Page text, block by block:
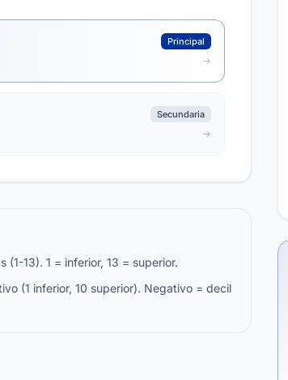
Principal
Secundaria
13). 1 = inferior, 13 = superior.
(1 inferior, 10 superior). Negativo = decil